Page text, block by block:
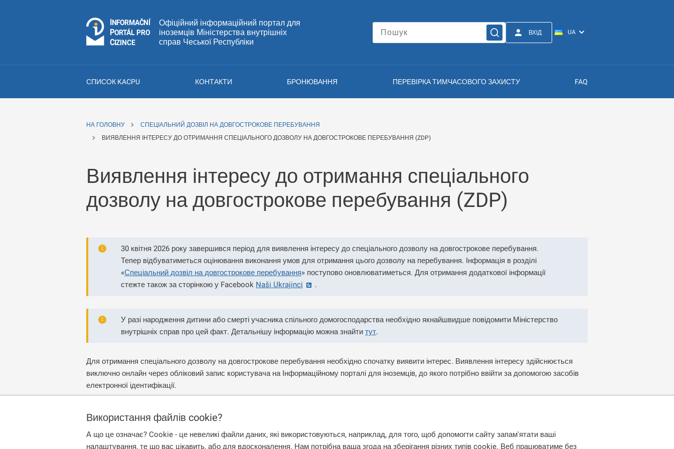
INFORMAČNÍ
PORTÁL PRO
CIZINCE
Офіційний інформаційний портал для
іноземців Міністерства внутрішніх
справ Чеської Республіки
ВХІД
СПИСОК KACPU КОНТАКТИ БРОНЮВАННЯ ПЕРЕВІРКА ТИМЧАСОВОГО ЗАХИСТУ FAQ
Використання файлів cookie?
А що це означає? Cookie - це невеликі файли даних, які використовуються, наприклад, для того, щоб допомогти сайту запам'ятати ваші
налаштування, те що вас цікавить, або для вдосконалення. Нам потрібна ваша згода на зберігання різних типів cookie. Веб працюватиме без
НА ГОЛОВНУ
СПЕЦІАЛЬНИЙ ДОЗВІЛ НА ДОВГОСТРОКОВЕ ПЕРЕБУВАННЯ
ВИЯВЛЕННЯ ІНТЕРЕСУ ДО ОТРИМАННЯ СПЕЦІАЛЬНОГО ДОЗВОЛУ НА ДОВГОСТРОКОВЕ ПЕРЕБУВАННЯ (ZDP)
Виявлення інтересу до отримання спеціального
дозволу на довгострокове перебування (ZDP)
30 квітня 2026 року завершився період для виявлення інтересу до спеціального дозволу на довгострокове перебування.
Тепер відбуватиметься оцінювання виконання умов для отримання цього дозволу на перебування. Інформація в розділі
«Спеціальний дозвіл на довгострокове перебування» поступово оновлюватиметься. Для отримання додаткової інформації
стежте також за сторінкою у Facebook Naši Ukrajinci .
У разі народження дитини або смерті учасника спільного домогосподарства необхідно якнайшвидше повідомити Міністерство
внутрішніх справ про цей факт. Детальнішу інформацію можна знайти тут.
Для отримання спеціального дозволу на довгострокове перебування необхідно спочатку виявити інтерес. Виявлення інтересу здійснюється
виключно онлайн через обліковий запис користувача на Інформаційному порталі для іноземців, до якого потрібно ввійти за допомогою засобів
електронної ідентифікації.
є чинним протягом одного року.
Після виявлення інтересу особу вносять до списку зацікавлених осіб, щодо яких Міністерство внутрішніх справ подасть запит на отримання